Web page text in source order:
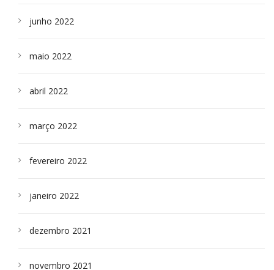
junho 2022
maio 2022
abril 2022
março 2022
fevereiro 2022
janeiro 2022
dezembro 2021
novembro 2021